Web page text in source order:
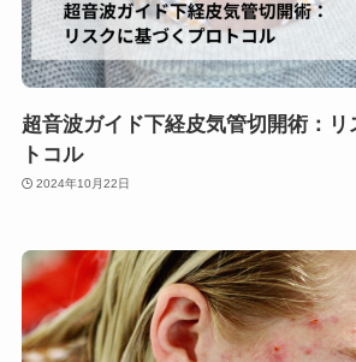
超音波ガイド下経皮気管切開術：リ
トコル
2024年10月22日